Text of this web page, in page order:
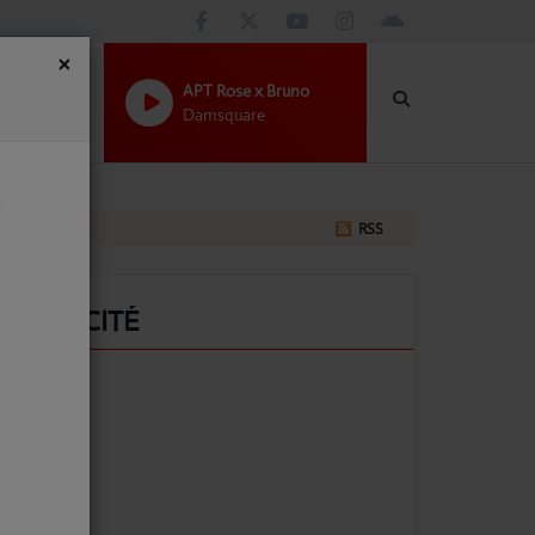
APT Rose x Bruno
Damsquare
RSS
PUBLICITÉ
×